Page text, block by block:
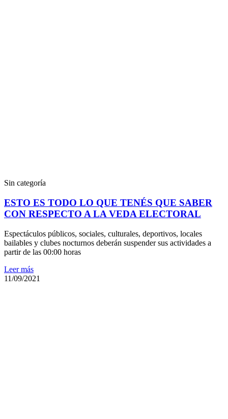
Sin categoría
ESTO ES TODO LO QUE TENÉS QUE SABER
CON RESPECTO A LA VEDA ELECTORAL
Espectáculos públicos, sociales, culturales, deportivos, locales
bailables y clubes nocturnos deberán suspender sus actividades a
partir de las 00:00 horas
Leer más
11/09/2021